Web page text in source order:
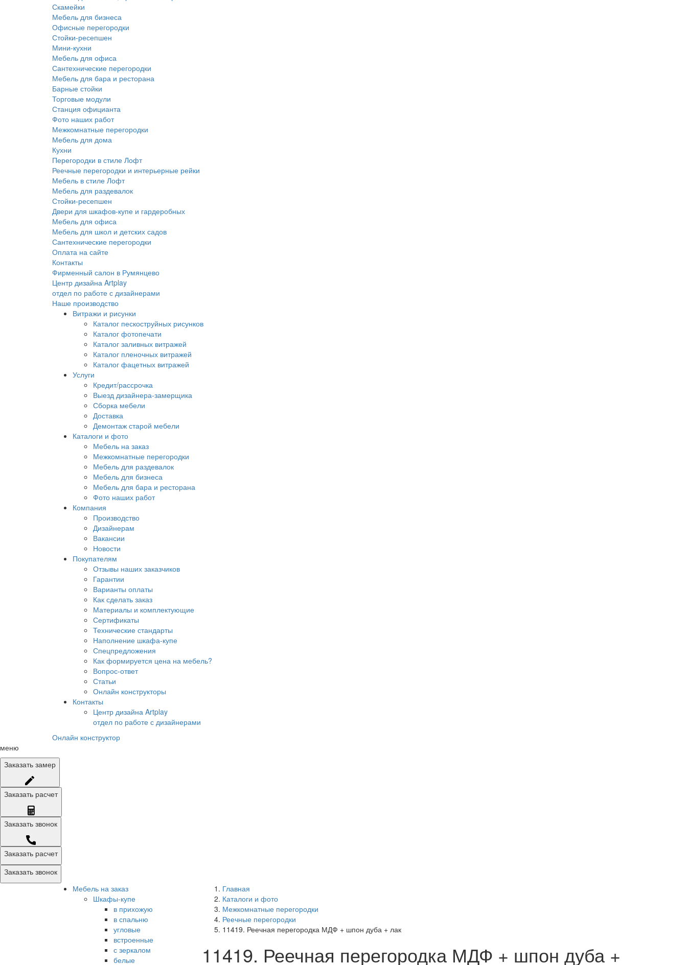
Скамейки
Мебель для бизнеса
Офисные перегородки
Стойки-ресепшен
Мини-кухни
Мебель для офиса
Сантехнические перегородки
Мебель для бара и ресторана
Барные стойки
Торговые модули
Станция официанта
Фото наших работ
Межкомнатные перегородки
Мебель для дома
Кухни
Перегородки в стиле Лофт
Реечные перегородки и интерьерные рейки
Мебель в стиле Лофт
Мебель для раздевалок
Стойки-ресепшен
Двери для шкафов-купе и гардеробных
Мебель для офиса
Мебель для школ и детских садов
Сантехнические перегородки
Оплата на сайте
Контакты
Фирменный салон в Румянцево
Центр дизайна Artplay
отдел по работе с дизайнерами
Наше производство
Витражи и рисунки
Каталог пескоструйных рисунков
Каталог фотопечати
Каталог заливных витражей
Каталог пленочных витражей
Каталог фацетных витражей
Услуги
Кредит/рассрочка
Выезд дизайнера-замерщика
Сборка мебели
Доставка
Демонтаж старой мебели
Каталоги и фото
Мебель на заказ
Межкомнатные перегородки
Мебель для раздевалок
Мебель для бизнеса
Мебель для бара и ресторана
Фото наших работ
Компания
Производство
Дизайнерам
Вакансии
Новости
Покупателям
Отзывы наших заказчиков
Гарантии
Варианты оплаты
Как сделать заказ
Материалы и комплектующие
Сертификаты
Технические стандарты
Наполнение шкафа-купе
Спецпредложения
Как формируется цена на мебель?
Вопрос-ответ
Статьи
Онлайн конструкторы
Контакты
Центр дизайна Artplay
отдел по работе с дизайнерами
Онлайн конструктор
меню
Заказать замер
Заказать расчет
Заказать звонок
Заказать расчет
Заказать звонок
Мебель на заказ
Шкафы-купе
в прихожую
в спальню
угловые
встроенные
с зеркалом
белые
Главная
Каталоги и фото
Межкомнатные перегородки
Реечные перегородки
11419. Реечная перегородка МДФ + шпон дуба + лак
11419. Реечная перегородка МДФ + шпон дуба +